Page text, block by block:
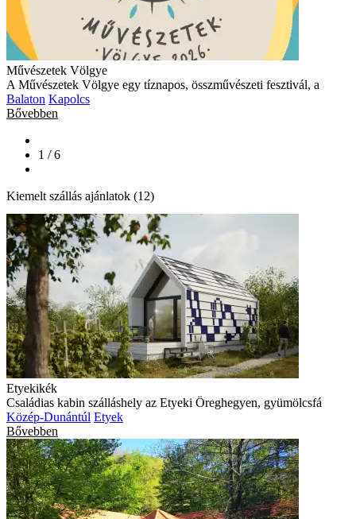
Művészetek Völgye
A Művészetek Völgye egy tíznapos, összművészeti fesztivál, a
Balaton Kapolcs
Bővebben
1 / 6
Kiemelt szállás ajánlatok (12)
Etyekikék
Családias kabin szálláshely az Etyeki Öreghegyen, gyümölcsfá
Közép-Dunántúl Etyek
Bővebben